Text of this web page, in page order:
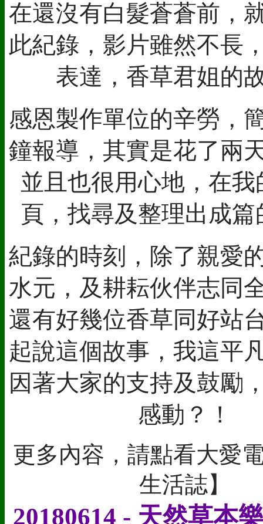
在還沒有白髮蒼蒼前，
此紀錄，影片雖然不長
表達，香草君姐的
感恩製作單位的辛勞，
鐘報導，其實是花了兩
並且也很用心地，在我
頁，找尋及整理出成篇
紀錄的時刻，除了親愛
水元，及耕耘伙伴志同
還有好幾位香草同好站
起說這個故事，我這平
因著大家的支持及鼓勵
感動？！
更多內容，請點看大愛
生活誌】
20180614 - 天然草本